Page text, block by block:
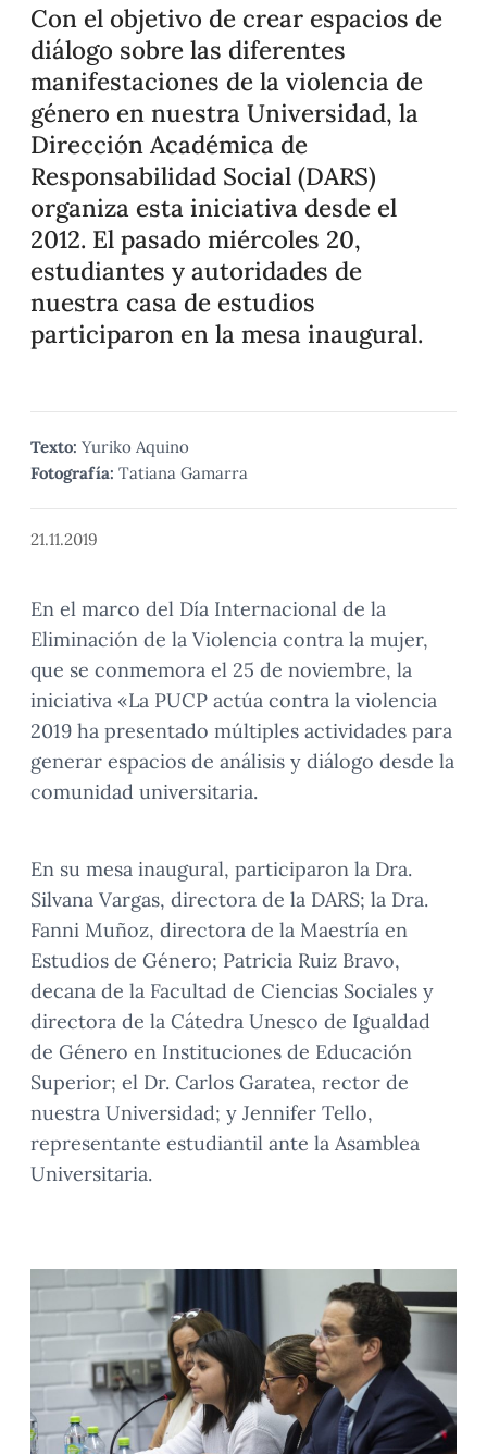
Con el objetivo de crear espacios de
diálogo sobre las diferentes
manifestaciones de la violencia de
género en nuestra Universidad, la
Dirección Académica de
Responsabilidad Social (DARS)
organiza esta iniciativa desde el
2012. El pasado miércoles 20,
estudiantes y autoridades de
nuestra casa de estudios
participaron en la mesa inaugural.
Texto: Yuriko Aquino
Fotografía: Tatiana Gamarra
21.11.2019
En el marco del Día Internacional de la
Eliminación de la Violencia contra la mujer,
que se conmemora el 25 de noviembre, la
iniciativa «La PUCP actúa contra la violencia
2019 ha presentado múltiples actividades para
generar espacios de análisis y diálogo desde la
comunidad universitaria.
En su mesa inaugural, participaron la Dra.
Silvana Vargas, directora de la DARS; la Dra.
Fanni Muñoz, directora de la Maestría en
Estudios de Género; Patricia Ruiz Bravo,
decana de la Facultad de Ciencias Sociales y
directora de la Cátedra Unesco de Igualdad
de Género en Instituciones de Educación
Superior; el Dr. Carlos Garatea, rector de
nuestra Universidad; y Jennifer Tello,
representante estudiantil ante la Asamblea
Universitaria.